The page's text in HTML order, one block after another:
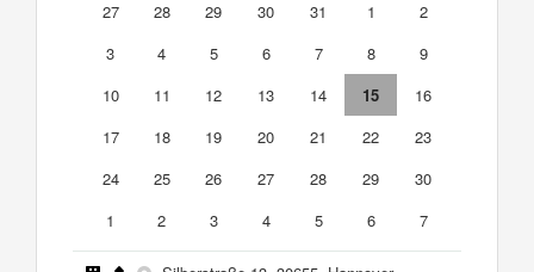
27
28 29 30 31 1
2
3
4 5 6 7 8
9
10
11 12 13 14 15
16
17
18 19 20 21 22
23
24
25 26 27 28 29
30
1
2 3 4 5 6 7